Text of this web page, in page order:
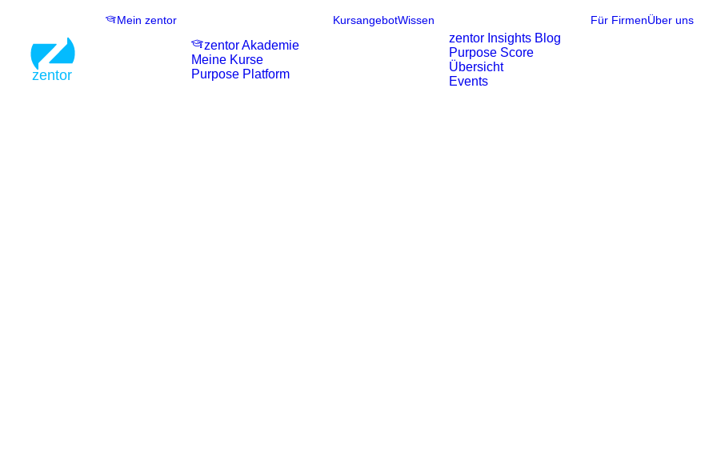
Mein zentor
zentor Akademie
Meine Kurse
Purpose Platform
KursangebotWissen
zentor Insights Blog
Purpose Score
Übersicht
Events
Für FirmenÜber uns